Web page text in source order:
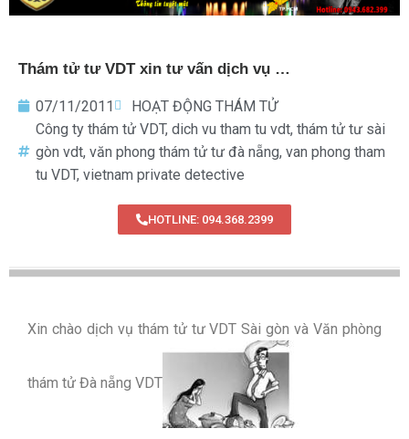
Thám tử tư VDT xin tư vấn dịch vụ …
07/11/2011
HOẠT ĐỘNG THÁM TỬ
Công ty thám tử VDT, dich vu tham tu vdt, thám tử tư sài
gòn vdt, văn phong thám tử tư đà nẵng, van phong tham
tu VDT, vietnam private detective
HOTLINE: 094.368.2399
Xin chào dịch vụ thám tử tư VDT Sài gòn và Văn phòng
thám tử Đà nẵng VDT